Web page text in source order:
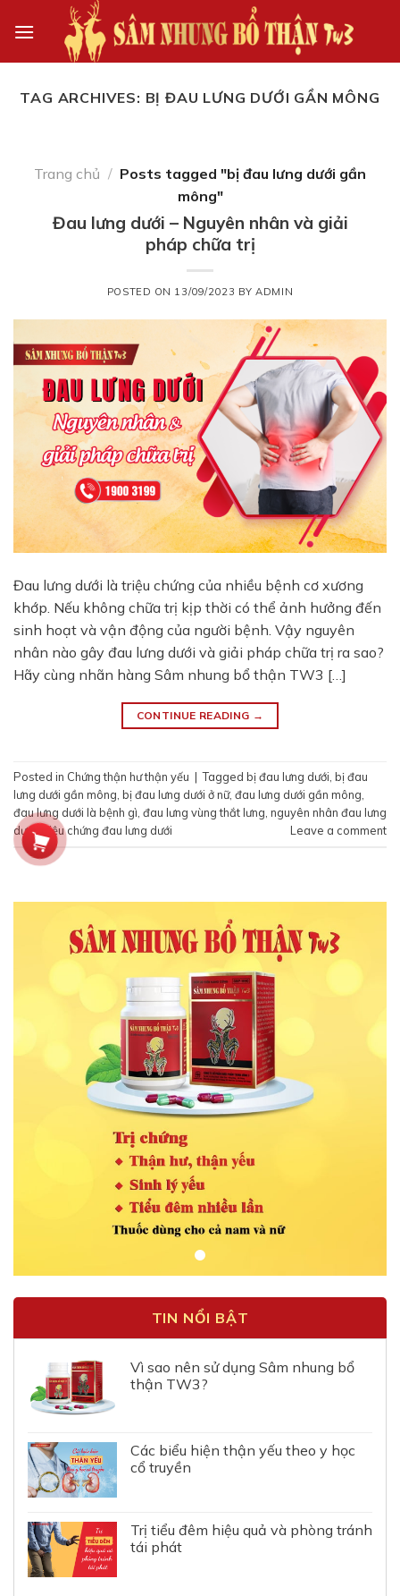
TAG ARCHIVES: BỊ ĐAU LƯNG DƯỚI GẦN MÔNG
Trang chủ / Posts tagged "bị đau lưng dưới gần
mông"
Đau lưng dưới – Nguyên nhân và giải
pháp chữa trị
POSTED ON 13/09/2023 BYADMIN
Đau lưng dưới là triệu chứng của nhiều bệnh cơ xương
khớp. Nếu không chữa trị kịp thời có thể ảnh hưởng đến
sinh hoạt và vận động của người bệnh. Vậy nguyên
nhân nào gây đau lưng dưới và giải pháp chữa trị ra sao?
Hãy cùng nhãn hàng Sâm nhung bổ thận TW3 […]
CONTINUE READING →
Posted in Chứng thận hư thận yếu | Tagged bị đau lưng dưới bị đau
lưng dưới gần mông bị đau lưng dưới ở nữ, đau lưng dưới gần mông
đau lưng dưới là bệnh gì đau lưng vùng thắt lưng nguyên nhân đau lưng
dưới, triệu chứng đau lưng dưới Leave a comment
TIN NỔI BẬT
Vì sao nên sử dụng Sâm nhung bổ
thận TW3?
Các biểu hiện thận yếu theo y học
cổ truyền
Trị tiểu đêm hiệu quả và phòng tránh
tái phát